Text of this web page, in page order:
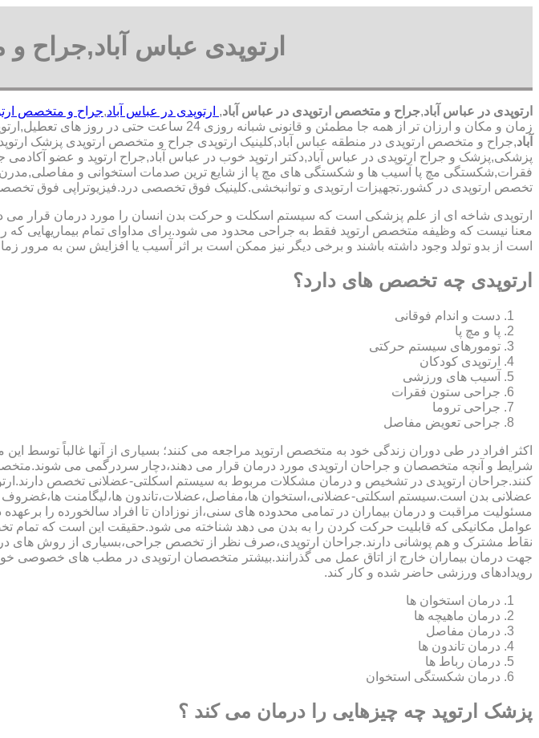
ارتوپدی عباس آباد,جراح
ارتوپدی در عباس آباد,جراح و متخصص ارتوپدی در عباس آباد, ارتوپدی در عباس آباد,جراح و متخصص
زمان و مکان و ارزان تر از همه جا مطمئن و قانونی شبانه روزی 24 ساعت حتی در روز های تعطیل,ارتوپدی در محدوده عباس آباد,
آباد,جراح و متخصص ارتوپدی در منطقه عباس آباد,کلینیک ارتوپدی جراح و متخصص ارتوپدی پزشک
پزشکی,پزشک و جراح ارتوپدی در عباس آباد,دکتر ارتوپد خوب در عباس آباد,جراح ارتوپد و عضو
فقرات,شکستگی مچ پا آسیب ها و شکستگی های مچ پا از شایع ترین صدمات استخوانی و
‏تخصص ‏ارتوپدی ‏در ‏کشور.تجهیزات ارتوپدی و توانبخشی.کلینیک فوق تخصصی درد.فیزیوتراپی فوق
ارتوپدی شاخه ای از علم پزشکی است که سیستم اسکلت و حرکت بدن انسان را مورد درمان قرار می
معنا نیست که وظیفه متخصص ارتوپد فقط به جراحی محدود می شود.برای مداوای تمام بیماریهایی که
است از بدو تولد وجود داشته باشند و برخی دیگر نیز ممکن است بر اثر آسیب یا افزایش سن به مرور
ارتوپدی چه تخصص های دارد؟
دست و اندام فوقانی
پا و مچ پا
تومورهای سیستم حرکتی
ارتوپدی کودکان
آسیب های ورزشی
جراحی ستون فقرات
جراحی تروما
جراحی تعویض مفاصل
اکثر افراد در طی دوران زندگی خود به متخصص ارتوپد مراجعه می کنند؛ بسیاری از آنها غالباً توسط
شرایط و آنچه متخصصان و جراحان ارتوپدی مورد درمان قرار می دهند،دچار سردرگمی می
کنند.جراحان ارتوپدی در تشخیص و درمان مشکلات مربوط به سیستم اسکلتی-عضلانی تخصص
عضلانی بدن است.سیستم اسکلتی-عضلانی،استخوان ها،مفاصل،عضلات،تاندون ها،لیگامنت
مسئولیت مراقبت و درمان بیماران در تمامی محدوده های سنی،از نوزادان تا افراد سالخورده را
عوامل مکانیکی که قابلیت حرکت کردن را به بدن می دهد شناخته می شود.حقیقت این است که تمام
نقاط مشترک و هم پوشانی دارند.جراحان ارتوپدی،صرف نظر از تخصص جراحی،بسیاری از روش های
جهت درمان بیماران خارج از اتاق عمل می گذرانند.بیشتر متخصصان ارتوپدی در مطب های خصوصی
رویدادهای ورزشی حاضر شده و کار کند.
درمان استخوان ها
درمان ماهیچه ها
درمان مفاصل
درمان تاندون ها
درمان رباط ها
درمان شکستگی استخوان
پزشک ارتوپد چه چیزهایی را درمان می کند ؟